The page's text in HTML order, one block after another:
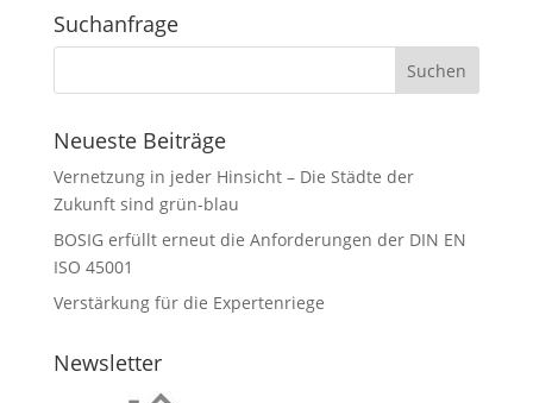
Suchanfrage
Neueste Beiträge
Vernetzung in jeder Hinsicht – Die Städte der
Zukunft sind grün-blau
BOSIG erfüllt erneut die Anforderungen der DIN EN
ISO 45001
Verstärkung für die Expertenriege
Newsletter